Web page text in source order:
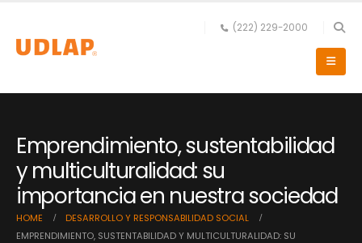
(222) 229-2000
Emprendimiento, sustentabilidad
y multiculturalidad: su
importancia en nuestra sociedad
HOME
DESARROLLO Y RESPONSABILIDAD SOCIAL
EMPRENDIMIENTO, SUSTENTABILIDAD Y MULTICULTURALIDAD: SU